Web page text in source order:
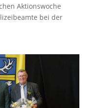
Aktionswoche
bei der